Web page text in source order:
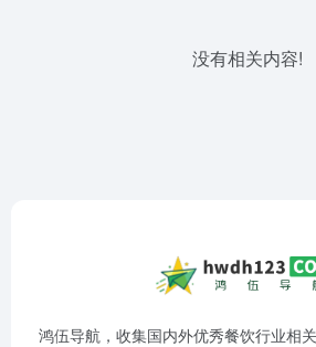
没有相关内容!
鸿伍导航，收集国内外优秀餐饮行业相